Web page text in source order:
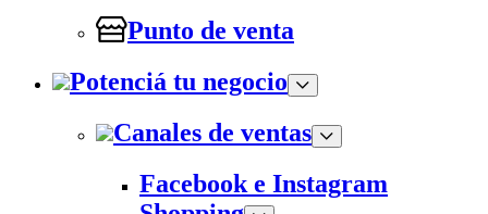
Punto de venta
Potenciá tu negocio
Canales de ventas
Facebook e Instagram